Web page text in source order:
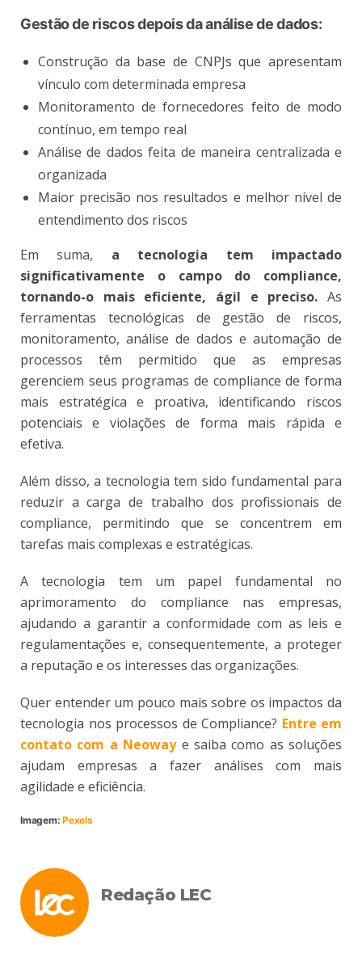
Gestão de riscos depois da análise de dados:
Construção da base de CNPJs que apresentam
vínculo com determinada empresa
Monitoramento de fornecedores feito de modo
contínuo, em tempo real
Análise de dados feita de maneira centralizada e
organizada
Maior precisão nos resultados e melhor nível de
entendimento dos riscos
Em suma, a tecnologia tem impactado
significativamente o campo do compliance,
tornando-o mais eficiente, ágil e preciso. As
ferramentas tecnológicas de gestão de riscos,
monitoramento, análise de dados e automação de
processos têm permitido que as empresas
gerenciem seus programas de compliance de forma
mais estratégica e proativa, identificando riscos
potenciais e violações de forma mais rápida e
efetiva.
Além disso, a tecnologia tem sido fundamental para
reduzir a carga de trabalho dos profissionais de
compliance, permitindo que se concentrem em
tarefas mais complexas e estratégicas.
A tecnologia tem um papel fundamental no
aprimoramento do compliance nas empresas,
ajudando a garantir a conformidade com as leis e
regulamentações e, consequentemente, a proteger
a reputação e os interesses das organizações.
Quer entender um pouco mais sobre os impactos da
tecnologia nos processos de Compliance? Entre em
contato com a Neowaye saiba como as soluções
ajudam empresas a fazer análises com mais
agilidade e eficiência.
Imagem:Pexels
Redação LEC